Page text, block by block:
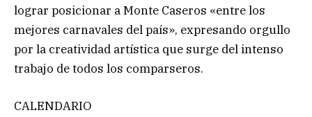
lograr posicionar a Monte Caseros «entre los
mejores carnavales del país», expresando orgullo
por la creatividad artística que surge del intenso
trabajo de todos los comparseros.
CALENDARIO